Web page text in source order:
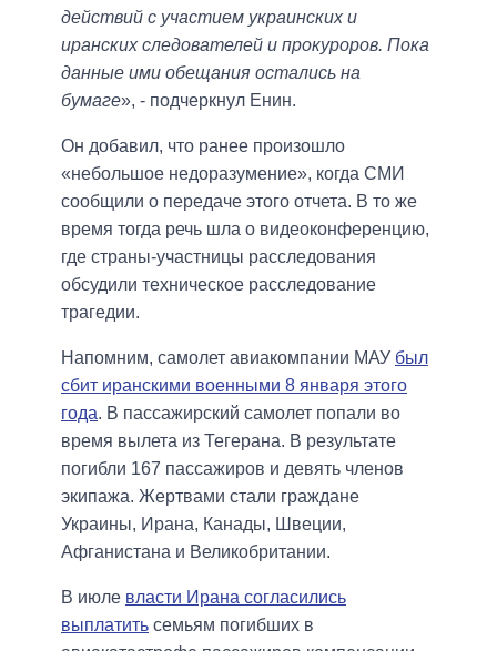
действий с участием украинских и
иранских следователей и прокуроров. Пока
данные ими обещания остались на
бумаге», - подчеркнул Енин.
Он добавил, что ранее произошло
«небольшое недоразумение», когда СМИ
сообщили о передаче этого отчета. В то же
время тогда речь шла о видеоконференцию,
где страны-участницы расследования
обсудили техническое расследование
трагедии.
Напомним, самолет авиакомпании МАУ был
сбит иранскими военными 8 января этого
года. В пассажирский самолет попали во
время вылета из Тегерана. В результате
погибли 167 пассажиров и девять членов
экипажа. Жертвами стали граждане
Украины, Ирана, Канады, Швеции,
Афганистана и Великобритании.
В июле власти Ирана согласились
выплатить семьям погибших в